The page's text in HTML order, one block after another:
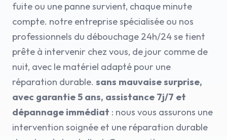
fuite ou une panne survient, chaque minute
compte. notre entreprise spécialisée ou nos
professionnels du débouchage 24h/24 se tient
prête à intervenir chez vous, de jour comme de
nuit, avec le matériel adapté pour une
réparation durable. sans mauvaise surprise,
avec garantie 5 ans, assistance 7j/7 et
dépannage immédiat : nous vous assurons une
intervention soignée et une réparation durable